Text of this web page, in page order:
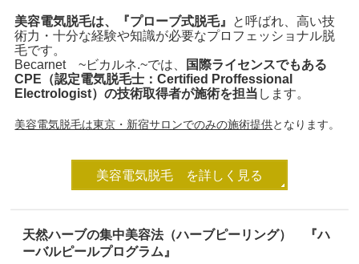
美容電気脱毛は、『プローブ式脱毛』 と呼ばれ、高い技
術力・十分な経験や知識が必要なプロフェッショナル脱
毛です。
Becarnet ~ビカルネ.~では、
国際ライセンスでもある
CPE（認定電気脱毛士：Certified Proffessional
Electrologist）の技術取得者が施術を担当 します。
美容電気脱毛は東京・新宿サロンでのみの施術提供となります。
美容電気脱毛 を詳しく見る
天然ハーブの集中美容法（ハーブピーリング） 『ハ
ーバルピールプログラム 』